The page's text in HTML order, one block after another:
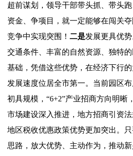
超前谋划，领导干部带头抓、带头
资金、争项目，就一定能够在闯关
竞争中实现突围！ 二是发展更具优
交通条件、丰富的自然资源、独特
基础，凭借这些优势，在经济下行
发展速度位居全市第一。当前园区
初具规模，“6+2”产业招商方向明晰
市场建设深入推进，地方招商引资
地区税收优惠政策优势更加突出。
思路，放大优势、主动作为，推动